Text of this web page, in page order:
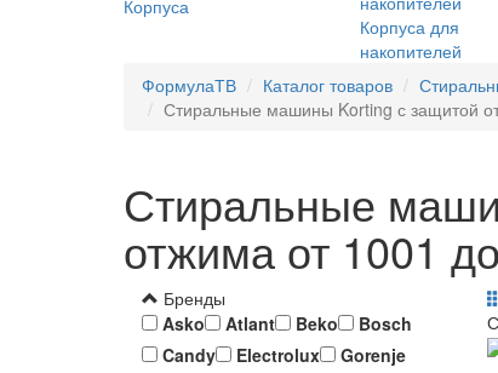
Корпуса
Корпуса для
накопителей
ФормулаТВ Каталог товаров
Стиральные машины Korting с защитой
Стиральные
отжима от 1001
Бренды
Asko
Atlant Beko
Bosch
Candy
Electrolux
Gorenje